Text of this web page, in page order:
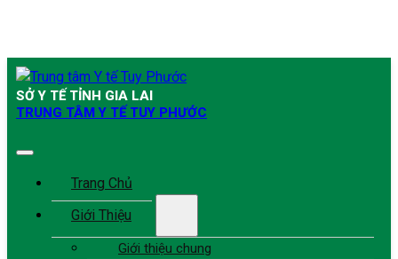
SỞ Y TẾ TỈNH GIA LAI
TRUNG TÂM Y TẾ TUY PHƯỚC
Trang Chủ
Giới Thiệu
Giới thiệu chung